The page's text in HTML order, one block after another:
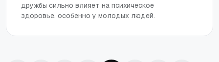
дружбы сильно влияет на психическое
здоровье, особенно у молодых людей.